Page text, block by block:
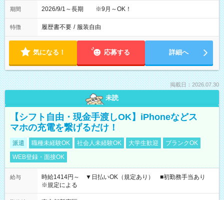
期間 2026/9/1～長期 ※9月～OK！
特徴 履歴書不要 / 服装自由
気になる！ 応募する 詳細へ
掲載日：2026.07.30
未読
【シフト自由・現金手渡しOK】iPhoneなどス
マホの充電を繋げるだけ！
派遣 職種未経験OK 社会人未経験OK 大学生歓迎
ブランクOK
WEB登録・面接OK
給与
時給1414円～ ▼日払いOK（規定あり） ■初勤務手当あり
※規定による